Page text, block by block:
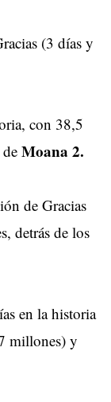
(3 días y
con 38,5
Moana 2.
de Gracias
detrás de los
en la historia
millones) y